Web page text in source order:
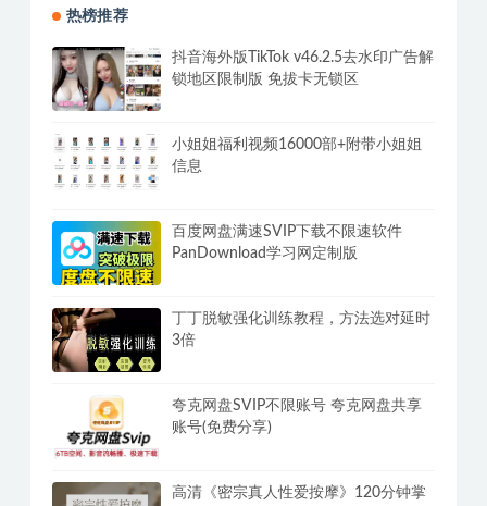
热榜推荐
抖音海外版TikTok v46.2.5去水印广告解
锁地区限制版 免拔卡无锁区
小姐姐福利视频16000部+附带小姐姐
信息
百度网盘满速SVIP下载不限速软件
PanDownload学习网定制版
丁丁脱敏强化训练教程，方法选对延时
3倍
夸克网盘SVIP不限账号 夸克网盘共享
账号(免费分享)
高清《密宗真人性爱按摩》120分钟掌